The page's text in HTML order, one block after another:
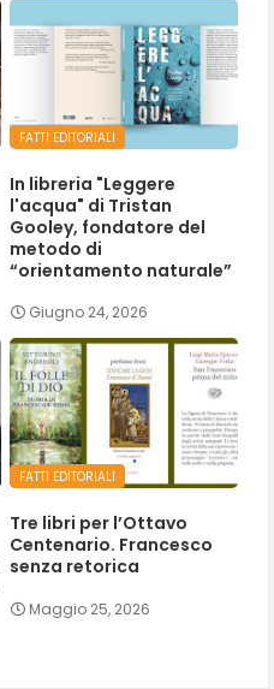
FATTI EDITORIALI
In libreria "Leggere
l'acqua" di Tristan
Gooley, fondatore del
metodo di
“orientamento naturale”
Giugno 24, 2026
FATTI EDITORIALI
Tre libri per l’Ottavo
Centenario. Francesco
senza retorica
Maggio 25, 2026